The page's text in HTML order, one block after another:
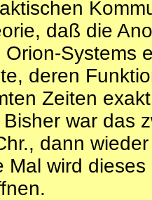
daß die
Orion-Systems
deren
Zeiten
war das
dann
Mal wird